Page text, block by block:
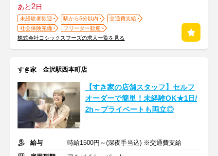
あと2日
未経験者歓迎 駅から5分以内
交通費支給
社会保険完備
フリーター歓迎
株式会社ヨシックスフーズの求人一覧を見る
すき家 金沢駅西本町店
【すき家の店舗スタッフ】セルフ
オーダーで簡単！未経験OK★1日/
2h～プライベートも両立◎
給与
時給1500円～(深夜手当込) ※交通費支給